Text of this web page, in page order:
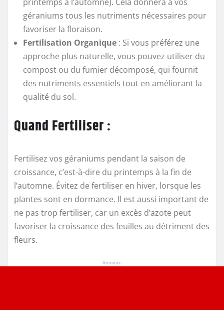
géraniums tous les nutriments nécessaires pour
favoriser la floraison.
Fertilisation Organique : Si vous préférez une
approche plus naturelle, vous pouvez utiliser du
compost ou du fumier décomposé, qui fournit
des nutriments essentiels tout en améliorant la
qualité du sol.
Quand Fertiliser :
Fertilisez vos géraniums pendant la saison de
croissance, c’est-à-dire du printemps à la fin de
l’automne. Évitez de fertiliser en hiver, lorsque les
plantes sont en dormance. Il est aussi important de
ne pas trop fertiliser, car un excès d’azote peut
favoriser la croissance des feuilles au détriment des
fleurs.
Annonce